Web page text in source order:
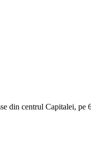
din centrul Capitalei,